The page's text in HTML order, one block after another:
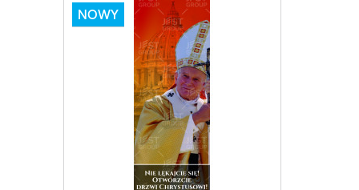
NOWY